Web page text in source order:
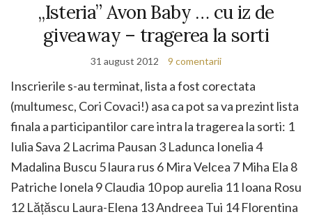
„Isteria” Avon Baby … cu iz de
giveaway – tragerea la sorti
31 august 2012 9 comentarii
Inscrierile s-au terminat, lista a fost corectata
(multumesc, Cori Covaci!) asa ca pot sa va prezint lista
finala a participantilor care intra la tragerea la sorti: 1
Iulia Sava 2 Lacrima Pausan 3 Ladunca Ionelia 4
Madalina Buscu 5 laura rus 6 Mira Velcea 7 Miha Ela 8
Patriche Ionela 9 Claudia 10 pop aurelia 11 Ioana Rosu
12 Lățăscu Laura-Elena 13 Andreea Tui 14 Florentina